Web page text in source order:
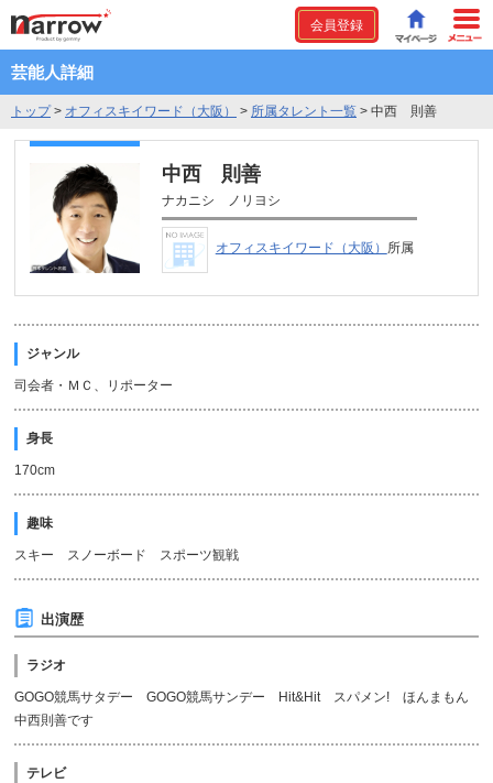
会員登録
芸能人詳細
トップ> オフィスキイワード（大阪） > 所属タレント一覧 > 中西 則善
中西 則善
ナカニシ ノリヨシ
オフィスキイワード（大阪） 所属
ジャンル
司会者・ＭＣ、リポーター
身長
170cm
趣味
スキー スノーボード スポーツ観戦
出演歴
ラジオ
GOGO競馬サタデー GOGO競馬サンデー Hit&Hit スパメン! ほんまもん
中西則善です
テレビ